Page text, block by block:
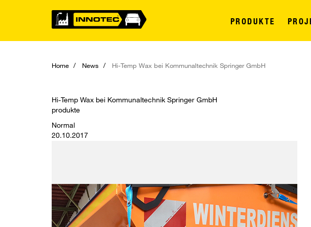
PRODUKTE
Home News Hi-Temp Wax bei Kommunaltechnik Springer GmbH
Hi-Temp Wax bei Kommunaltechnik Springer GmbH
produkte
Normal
20.10.2017